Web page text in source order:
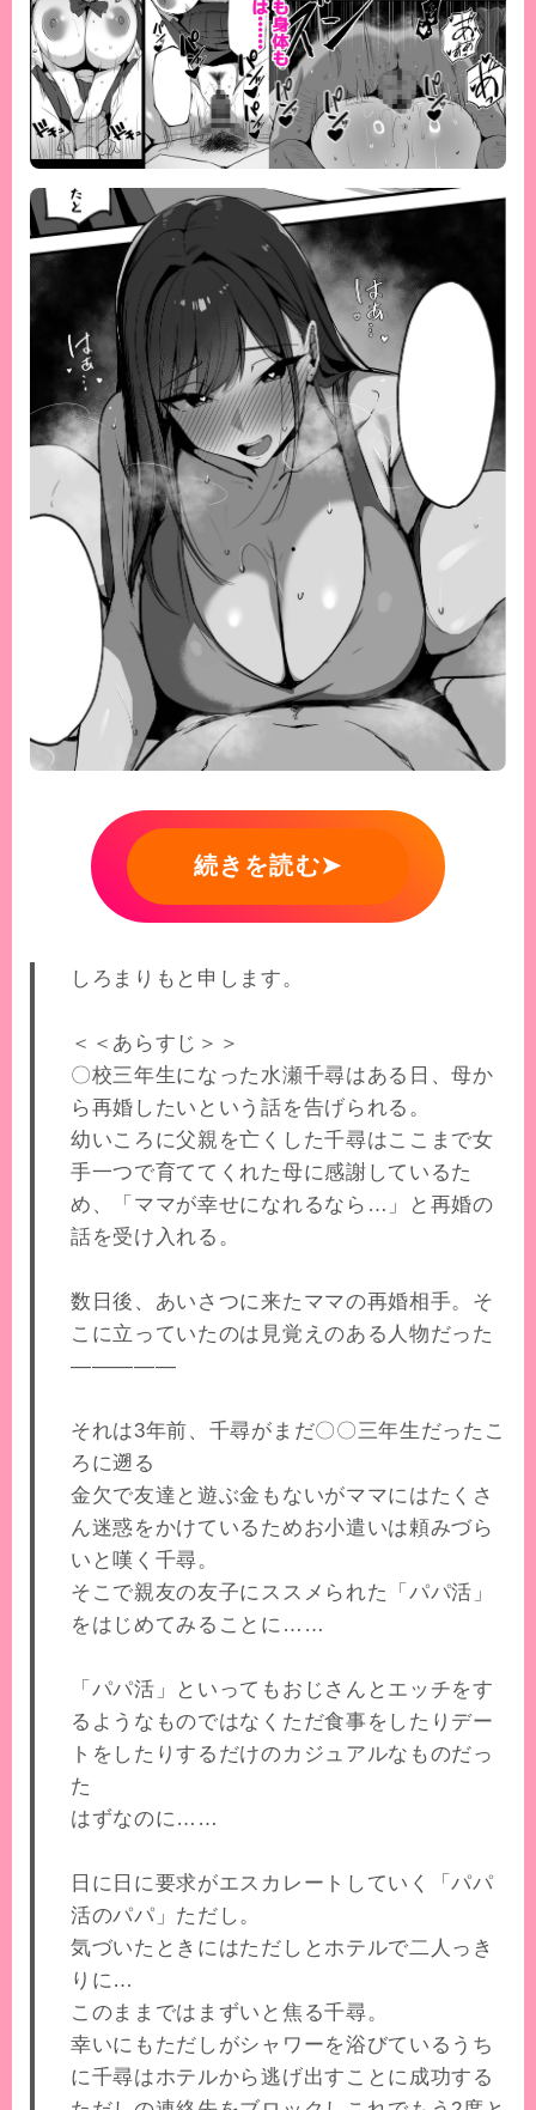
続きを読む➤
しろまりもと申します。
＜＜あらすじ＞＞
〇校三年生になった水瀬千尋はある日、母か
ら再婚したいという話を告げられる。
幼いころに父親を亡くした千尋はここまで女
手一つで育ててくれた母に感謝しているた
め、「ママが幸せになれるなら…」と再婚の
話を受け入れる。
数日後、あいさつに来たママの再婚相手。そ
こに立っていたのは見覚えのある人物だった
―――――
それは3年前、千尋がまだ〇〇三年生だったこ
ろに遡る
金欠で友達と遊ぶ金もないがママにはたくさ
ん迷惑をかけているためお小遣いは頼みづら
いと嘆く千尋。
そこで親友の友子にススメられた「パパ活」
をはじめてみることに……
「パパ活」といってもおじさんとエッチをす
るようなものではなくただ食事をしたりデー
トをしたりするだけのカジュアルなものだっ
た
はずなのに……
日に日に要求がエスカレートしていく「パパ
活のパパ」ただし。
気づいたときにはただしとホテルで二人っき
りに…
このままではまずいと焦る千尋。
幸いにもただしがシャワーを浴びているうち
に千尋はホテルから逃げ出すことに成功する